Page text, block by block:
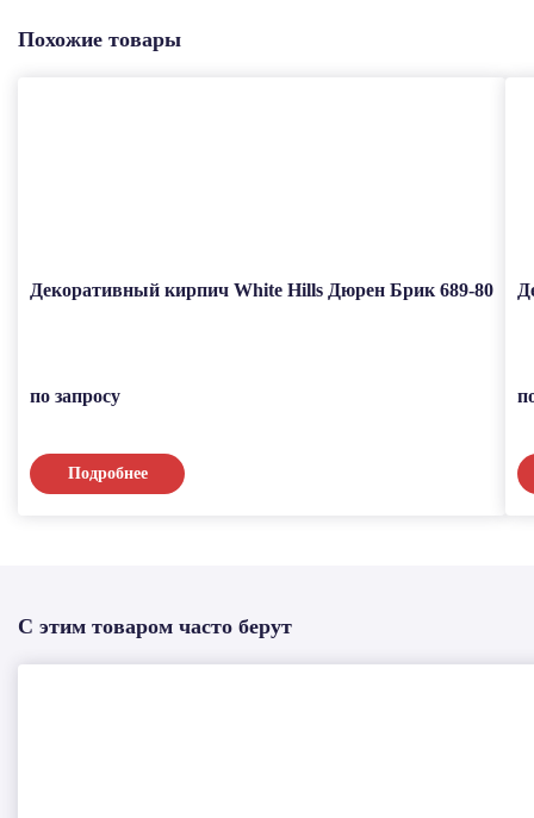
Похожие товары
Декоративный кирпич White Hills Дюрен Брик 689-80
по запросу
Подробнее
С этим товаром часто берут